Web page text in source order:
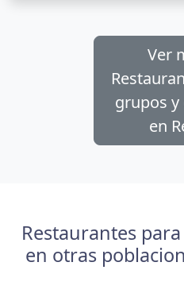
Ver
grupos y
en
Restaurantes
en otras